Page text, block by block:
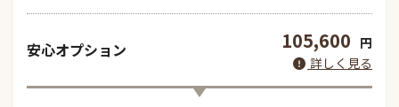
安心オプション 105,600 円
詳しく見る